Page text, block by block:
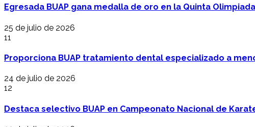
Egresada BUAP gana medalla de oro en la Quinta
25 de julio de 2026
11
Proporciona BUAP tratamiento dental especializado a
24 de julio de 2026
12
Destaca selectivo BUAP en Campeonato Nacional de